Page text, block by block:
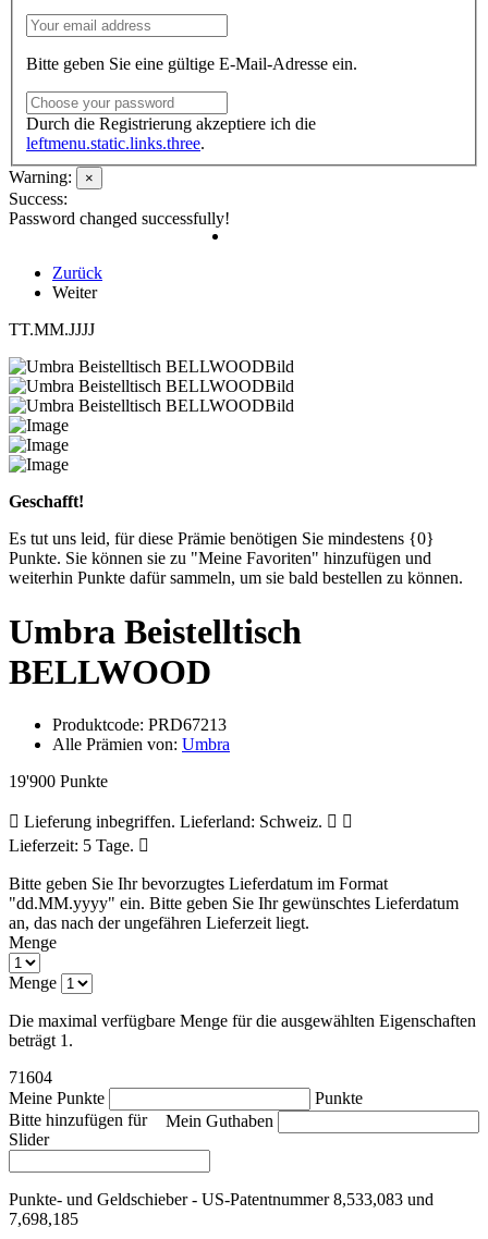
Bitte geben Sie eine gültige E-Mail-Adresse ein.
Durch die Registrierung akzeptiere ich die
leftmenu.static.links.three.
Warning:
×
Success:
Password changed successfully!
Zurück
Weiter
TT.MM.JJJJ
Geschafft!
Es tut uns leid, für diese Prämie benötigen Sie mindestens {0}
Punkte. Sie können sie zu "Meine Favoriten" hinzufügen und
weiterhin Punkte dafür sammeln, um sie bald bestellen zu können.
Umbra Beistelltisch
BELLWOOD
Produktcode: PRD67213
Alle Prämien von: Umbra
19'900 Punkte
Lieferung inbegriffen. Lieferland: Schweiz.
Lieferzeit: 5 Tage.
Bitte geben Sie Ihr bevorzugtes Lieferdatum im Format
"dd.MM.yyyy" ein. Bitte geben Sie Ihr gewünschtes Lieferdatum
an, das nach der ungefähren Lieferzeit liegt.
Menge
Menge
Die maximal verfügbare Menge für die ausgewählten Eigenschaften
beträgt 1.
71604
Meine Punkte
Punkte
Mein Guthaben
Bitte hinzufügen für
Slider
Punkte- und Geldschieber - US-Patentnummer 8,533,083 und
7,698,185